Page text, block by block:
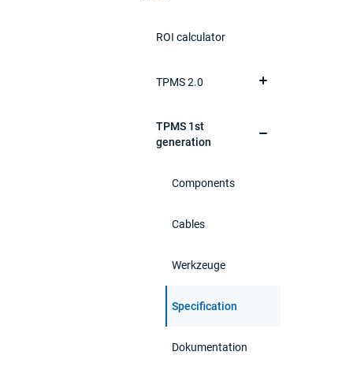
ROI calculator
TPMS 2.0
TPMS 1st
generation
Components
Cables
Werkzeuge
Specification
Dokumentation